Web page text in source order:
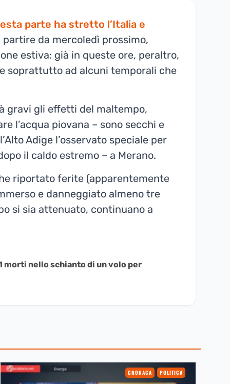
parte ha stretto l’Italia e
da mercoledì prossimo,
estiva: già in queste ore, peraltro,
soprattutto ad alcuni temporali che
gravi gli effetti del maltempo,
l’acqua piovana – sono secchi e
Adige l’osservato speciale per
il caldo estremo – a Merano.
riportato ferite (apparentemente
e danneggiato almeno tre
si sia attenuato, continuano a
morti nello schianto di un volo per
CRONACA POLITICA